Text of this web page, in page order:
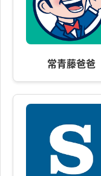
常青藤爸爸